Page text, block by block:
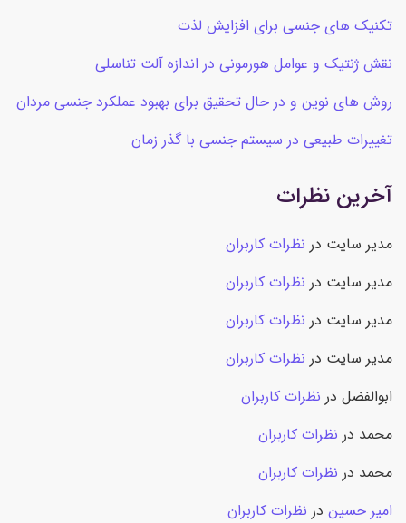
تکنیک های جنسی برای افزایش لذت
نقش ژنتیک و عوامل هورمونی در اندازه آلت تناسلی
روش های نوین و در حال تحقیق برای بهبود عملکرد جنسی مردان
تغییرات طبیعی در سیستم جنسی با گذر زمان
آخرین نظرات
مدیر سایت در نظرات کاربران
مدیر سایت در نظرات کاربران
مدیر سایت در نظرات کاربران
مدیر سایت در نظرات کاربران
ابوالفضل در نظرات کاربران
محمد در نظرات کاربران
محمد در نظرات کاربران
امیر حسین در نظرات کاربران